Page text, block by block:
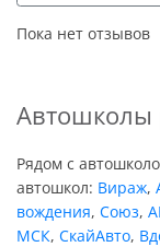
Пока нет отзывов
Автошколы
Рядом с
автошкол: Вираж,
вождения, Союз,
МСК, СкайАвто,